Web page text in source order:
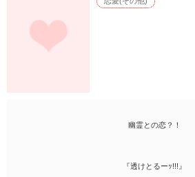
幽霊との恋？！
『透けとるーｯ!!!』